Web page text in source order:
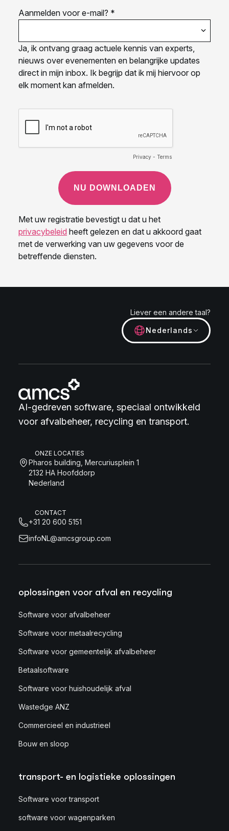
Liever een andere taal?
Nederlands
AI-gedreven software, speciaal ontwikkeld
voor afvalbeheer, recycling en transport.
ONZE LOCATIES
Pharos building, Mercuriusplein 1
2132 HA Hoofddorp
Nederland
CONTACT
+31 20 600 5151
infoNL@amcsgroup.com
oplossingen voor afval en recycling
Software voor afvalbeheer
Software voor metaalrecycling
Software voor gemeentelijk afvalbeheer
Betaalsoftware
Software voor huishoudelijk afval
Wastedge ANZ
Commercieel en industrieel
Bouw en sloop
transport- en logistieke oplossingen
Software voor transport
software voor wagenparken